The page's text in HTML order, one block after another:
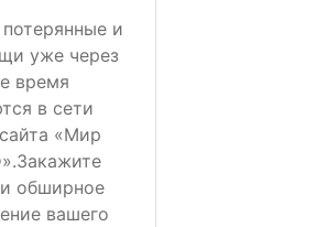
и
уже через
время
в сети
«Мир
обширное
вашего